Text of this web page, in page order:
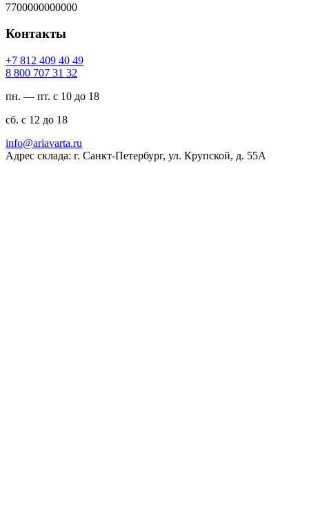
7700000000000
Контакты
94 04 904 218 7+
23 13 707 008 8
пн. — пт. с 10 до 18
сб. с 12 до 18
ur.atravaira@ofni
Адрес склада: г. Санкт-Петербург, ул. Крупской, д. 55А